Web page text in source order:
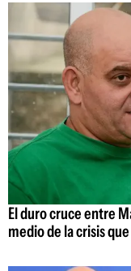
El duro cruce entre
medio de la crisis